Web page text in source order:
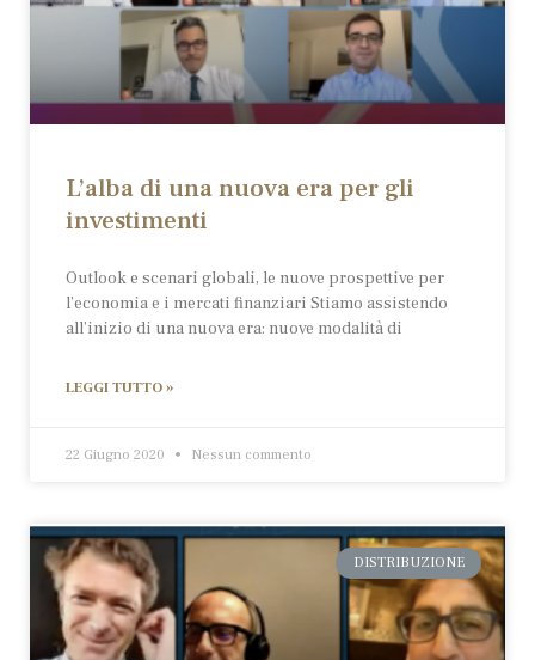
L’alba di una nuova era per gli
investimenti
Outlook e scenari globali, le nuove prospettive per
l’economia e i mercati finanziari Stiamo assistendo
all’inizio di una nuova era: nuove modalità di
LEGGI TUTTO »
22 Giugno 2020 Nessun commento
DISTRIBUZIONE